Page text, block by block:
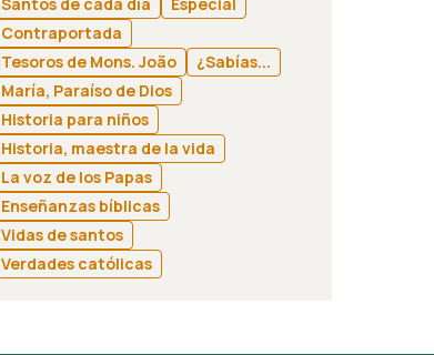
Santos de cada día
Especial
Contraportada
Tesoros de Mons. João
¿Sabías...
María, Paraíso de Dios
Historia para niños
Historia, maestra de la vida
La voz de los Papas
Enseñanzas bíblicas
Vidas de santos
Verdades católicas